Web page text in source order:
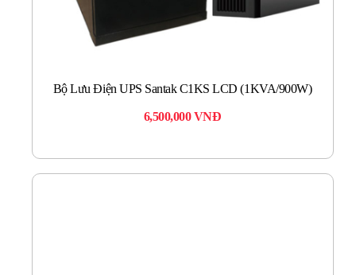
Bộ Lưu Điện UPS Santak C1KS LCD (1KVA/900W)
6,500,000VNĐ